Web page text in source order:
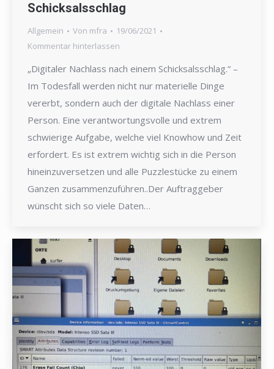
Schicksalsschlag
Allgemein Von mfra
19/06/2021
Kommentar hinterlassen
„Digitaler Nachlass nach einem Schicksalsschlag.“ –
Im Todesfall werden nicht nur materielle Dinge
vererbt, sondern auch der digitale Nachlass einer
Person. Eine verantwortungsvolle und extrem
schwierige Aufgabe, welche viel Knowhow und Zeit
erfordert. Es ist extrem wichtig sich in die Person
hineinzuversetzen und alle Puzzlestücke zu einem
Ganzen zusammenzuführen..Der Auftraggeber
wünscht sich so viele Daten…